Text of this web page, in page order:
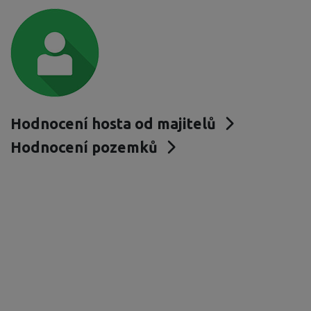
Hodnocení hosta od majitelů
Hodnocení pozemků